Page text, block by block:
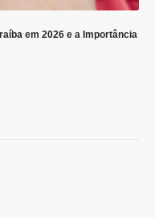
em 2026 e a Importância